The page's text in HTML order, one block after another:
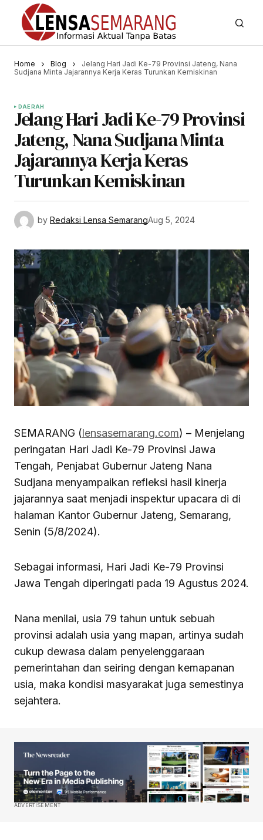
Home Blog
Jelang Hari Jadi Ke-79 Provinsi Jateng, Nana
Sudjana Minta Jajarannya Kerja Keras Turunkan Kemiskinan
DAERAH
Jelang Hari Jadi Ke-79 Provinsi
Jateng, Nana Sudjana Minta
Jajarannya Kerja Keras
Turunkan Kemiskinan
by Redaksi Lensa SemarangAug 5, 2024
SEMARANG (lensasemarang.com) – Menjelang
peringatan Hari Jadi Ke-79 Provinsi Jawa
Tengah, Penjabat Gubernur Jateng Nana
Sudjana menyampaikan refleksi hasil kinerja
jajarannya saat menjadi inspektur upacara di di
halaman Kantor Gubernur Jateng, Semarang,
Senin (5/8/2024).
Sebagai informasi, Hari Jadi Ke-79 Provinsi
Jawa Tengah diperingati pada 19 Agustus 2024.
Nana menilai, usia 79 tahun untuk sebuah
provinsi adalah usia yang mapan, artinya sudah
cukup dewasa dalam penyelenggaraan
pemerintahan dan seiring dengan kemapanan
usia, maka kondisi masyarakat juga semestinya
sejahtera.
ADVERTISEMENT